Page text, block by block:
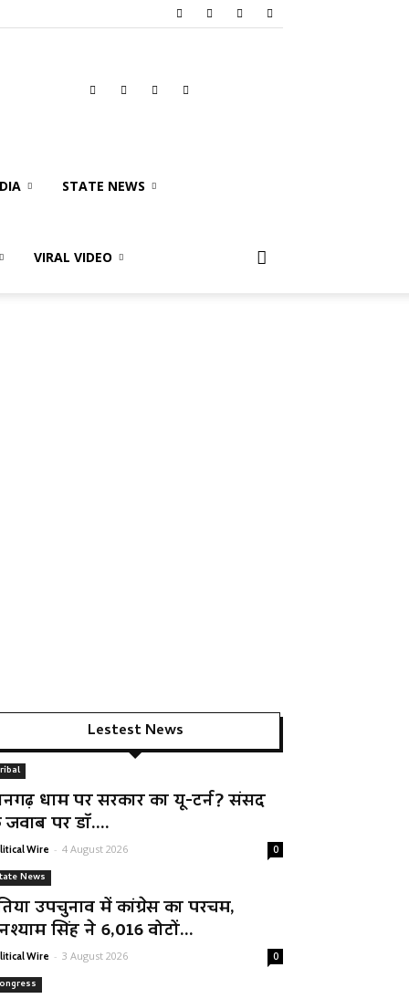
STATE NEWS
VIRAL VIDEO
Lestest News
धाम पर सरकार का यू-टर्न? संसद
पर डॉ....
Wire - 4 August 2026 0
News
उपचुनाव में कांग्रेस का परचम,
सिंह ने 6,016 वोटों...
Wire - 3 August 2026 0